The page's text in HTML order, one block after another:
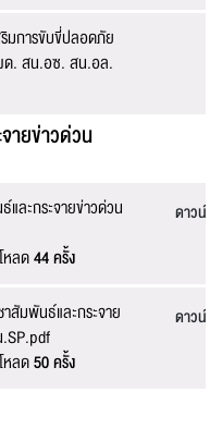
มการขับขี่ปลอดภัย
. สน.อซ. สน.อล.
ายข่าวด่วน
ละกระจายข่าวด่วน
หลด44 ครั้ง
ดาวน์โ
สัมพันธ์และกระจาย
หลด50 ครั้ง
ดาวน์โ
ล